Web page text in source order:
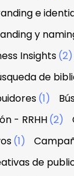
e
y
Insights(2)
de
(1)
- RRHH(2)
(1)
de